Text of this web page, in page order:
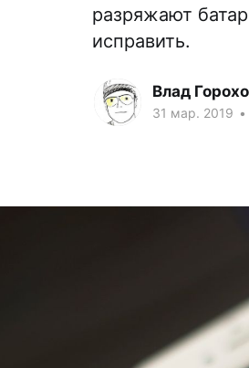
разряжают
исправить.
Влад
31 мар. 2019 •